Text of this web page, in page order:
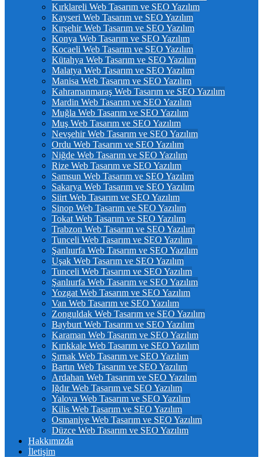
Kırklareli Web Tasarım ve SEO Yazılım
Kayseri Web Tasarım ve SEO Yazılım
Kırşehir Web Tasarım ve SEO Yazılım
Konya Web Tasarım ve SEO Yazılım
Kocaeli Web Tasarım ve SEO Yazılım
Kütahya Web Tasarım ve SEO Yazılım
Malatya Web Tasarım ve SEO Yazılım
Manisa Web Tasarım ve SEO Yazılım
Kahramanmaraş Web Tasarım ve SEO Yazılım
Mardin Web Tasarım ve SEO Yazılım
Muğla Web Tasarım ve SEO Yazılım
Muş Web Tasarım ve SEO Yazılım
Nevşehir Web Tasarım ve SEO Yazılım
Ordu Web Tasarım ve SEO Yazılım
Niğde Web Tasarım ve SEO Yazılım
Rize Web Tasarım ve SEO Yazılım
Samsun Web Tasarım ve SEO Yazılım
Sakarya Web Tasarım ve SEO Yazılım
Siirt Web Tasarım ve SEO Yazılım
Sinop Web Tasarım ve SEO Yazılım
Tokat Web Tasarım ve SEO Yazılım
Trabzon Web Tasarım ve SEO Yazılım
Tunceli Web Tasarım ve SEO Yazılım
Şanlıurfa Web Tasarım ve SEO Yazılım
Uşak Web Tasarım ve SEO Yazılım
Tunceli Web Tasarım ve SEO Yazılım
Şanlıurfa Web Tasarım ve SEO Yazılım
Yozgat Web Tasarım ve SEO Yazılım
Van Web Tasarım ve SEO Yazılım
Zonguldak Web Tasarım ve SEO Yazılım
Bayburt Web Tasarım ve SEO Yazılım
Karaman Web Tasarım ve SEO Yazılım
Kırıkkale Web Tasarım ve SEO Yazılım
Şırnak Web Tasarım ve SEO Yazılım
Bartın Web Tasarım ve SEO Yazılım
Ardahan Web Tasarım ve SEO Yazılım
Iğdır Web Tasarım ve SEO Yazılım
Yalova Web Tasarım ve SEO Yazılım
Kilis Web Tasarım ve SEO Yazılım
Osmaniye Web Tasarım ve SEO Yazılım
Düzce Web Tasarım ve SEO Yazılım
Hakkımızda
İletişim